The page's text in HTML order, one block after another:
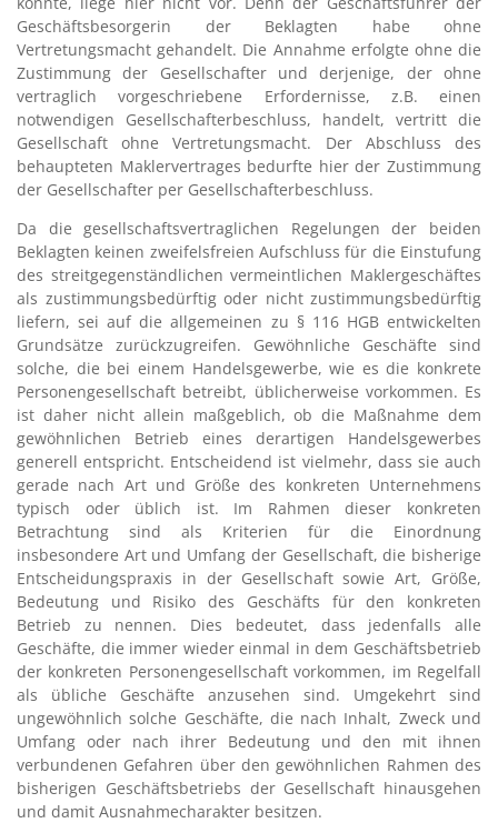
Geschäftsbesorgerin der Beklagten habe ohne
Vertretungsmacht gehandelt. Die Annahme erfolgte ohne die
Zustimmung der Gesellschafter und derjenige, der ohne
vertraglich vorgeschriebene Erfordernisse, z.B. einen
notwendigen Gesellschafterbeschluss, handelt, vertritt die
Gesellschaft ohne Vertretungsmacht. Der Abschluss des
behaupteten Maklervertrages bedurfte hier der Zustimmung
der Gesellschafter per Gesellschafterbeschluss.
Da die gesellschaftsvertraglichen Regelungen der beiden
Beklagten keinen zweifelsfreien Aufschluss für die Einstufung
des streitgegenständlichen vermeintlichen Maklergeschäftes
als zustimmungsbedürftig oder nicht zustimmungsbedürftig
liefern, sei auf die allgemeinen zu § 116 HGB entwickelten
Grundsätze zurückzugreifen. Gewöhnliche Geschäfte sind
solche, die bei einem Handelsgewerbe, wie es die konkrete
Personengesellschaft betreibt, üblicherweise vorkommen. Es
ist daher nicht allein maßgeblich, ob die Maßnahme dem
gewöhnlichen Betrieb eines derartigen Handelsgewerbes
generell entspricht. Entscheidend ist vielmehr, dass sie auch
gerade nach Art und Größe des konkreten Unternehmens
typisch oder üblich ist. Im Rahmen dieser konkreten
Betrachtung sind als Kriterien für die Einordnung
insbesondere Art und Umfang der Gesellschaft, die bisherige
Entscheidungspraxis in der Gesellschaft sowie Art, Größe,
Bedeutung und Risiko des Geschäfts für den konkreten
Betrieb zu nennen. Dies bedeutet, dass jedenfalls alle
Geschäfte, die immer wieder einmal in dem Geschäftsbetrieb
der konkreten Personengesellschaft vorkommen, im Regelfall
als übliche Geschäfte anzusehen sind. Umgekehrt sind
ungewöhnlich solche Geschäfte, die nach Inhalt, Zweck und
Umfang oder nach ihrer Bedeutung und den mit ihnen
verbundenen Gefahren über den gewöhnlichen Rahmen des
bisherigen Geschäftsbetriebs der Gesellschaft hinausgehen
und damit Ausnahmecharakter besitzen.